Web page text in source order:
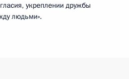
укреплении дружбы
людьми».